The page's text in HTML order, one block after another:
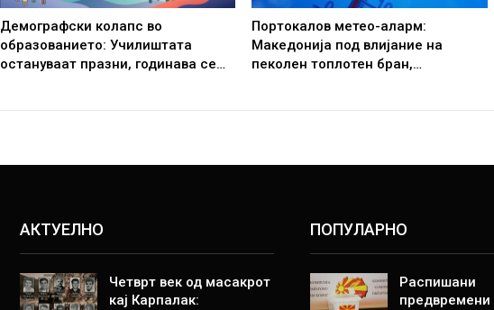
Демографски колапс во
образованието: Училиштата
остануваат празни, годинава се…
Портокалов метео-аларм:
Македонија под влијание на
пеколен топлотен бран,…
АКТУЕЛНО
Четврт век од масакрот
кај Карпалак:
ПОПУЛАРНО
Распишани
предвремени